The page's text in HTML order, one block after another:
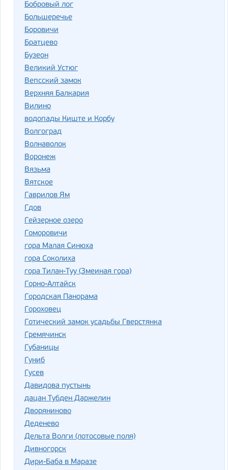
Бобровый лог
Большеречье
Боровичи
Братцево
Бузеон
Великий Устюг
Вепсский замок
Верхняя Балкария
Вилино
водопады Киште и Корбу
Волгоград
Волнаволок
Воронеж
Вязьма
Вятское
Гаврилов Ям
Гдов
Гейзерное озеро
Гоморовичи
гора Малая Синюха
гора Соколиха
гора Тилан-Туу (Змеиная гора)
Горно-Алтайск
Городская Панорама
Гороховец
Готический замок усадьбы Гверстянка
Гремячинск
Губаницы
Гуниб
Гусев
Давидова пустынь
дацан Тубден Даржелин
Дворяниново
Деденево
Дельта Волги (лотосовые поля)
Дивногорск
Дири-Баба в Маразе